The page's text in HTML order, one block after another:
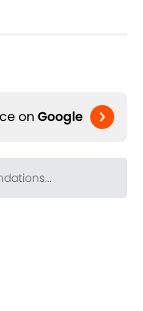
on Google
wait while we load